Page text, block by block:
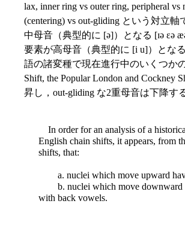
lax, inner ring vs outer ring, peripheral
(centering) vs out-gliding という対立
中母音（典型的に [ə]）となる [ɪə ɛə
要素が高母音（典型的に [i u]）とな
語の諸変種で現在進行中のいくつか
Shift, the Popular London and Cockney
昇し，out-gliding な2重母音は下降す
In order for an analysis of a
English chain shifts, it appears, from
shifts, that:
a. nuclei which move upward
b. nuclei which move downward
with back vowels.